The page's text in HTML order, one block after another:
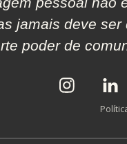
jamais deve ser
poder de
L
i
P
i
n
P